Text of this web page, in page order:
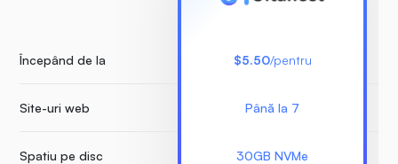
Începând de la
Site-uri web
Spatiu pe disc
$5.50/pentru
Până la 7
30GB NVMe